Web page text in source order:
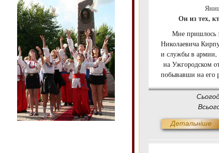
Он из тех,
Мне пришлось
Николаевича
и службы в армии,
на Ужгородском
побывавши на его
Детальніше